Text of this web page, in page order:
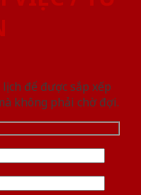
để được sắp xếp
không phải chờ đợi.